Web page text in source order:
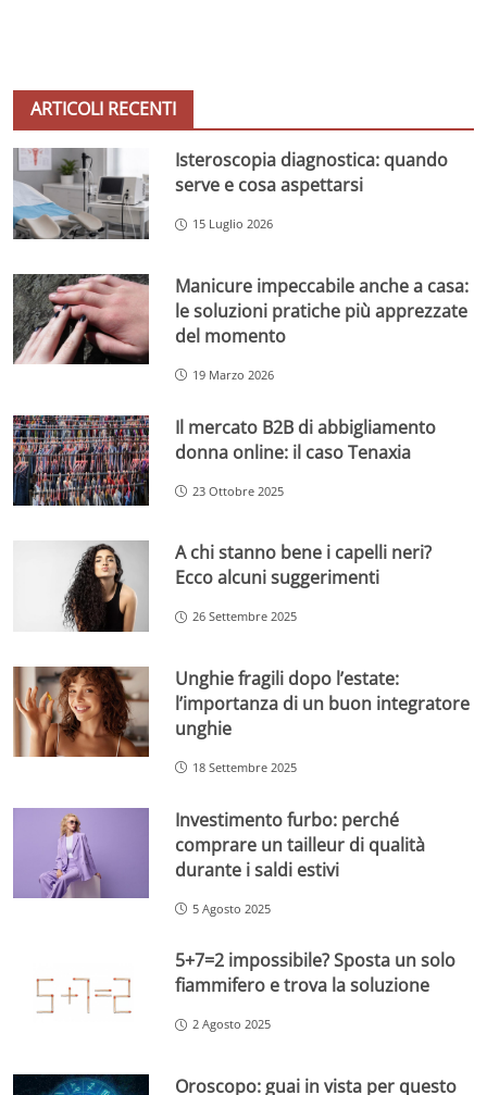
ARTICOLI RECENTI
Isteroscopia diagnostica: quando
serve e cosa aspettarsi
15 Luglio 2026
Manicure impeccabile anche a casa:
le soluzioni pratiche più apprezzate
del momento
19 Marzo 2026
Il mercato B2B di abbigliamento
donna online: il caso Tenaxia
23 Ottobre 2025
A chi stanno bene i capelli neri?
Ecco alcuni suggerimenti
26 Settembre 2025
Unghie fragili dopo l’estate:
l’importanza di un buon integratore
unghie
18 Settembre 2025
Investimento furbo: perché
comprare un tailleur di qualità
durante i saldi estivi
5 Agosto 2025
5+7=2 impossibile? Sposta un solo
fiammifero e trova la soluzione
2 Agosto 2025
Oroscopo: guai in vista per questo